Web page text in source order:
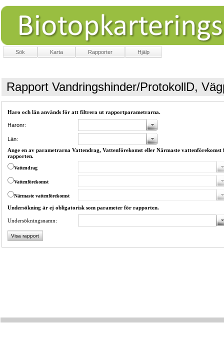
Sök Karta Rapporter Hjälp
Rapport Vandringshinder/ProtokollD,
Haro och län används för att filtrera ut rapportparametrarna.
Haronr:
Län:
Ange en av parametrarna Vattendrag, Vattenförekomst eller Närmaste vattenförekomst
rapporten.
Vattendrag
Vattenförekomst
Närmaste vattenförekomst
Undersökning är ej obligatorisk som parameter för rapporten.
Undersökningsnamn: